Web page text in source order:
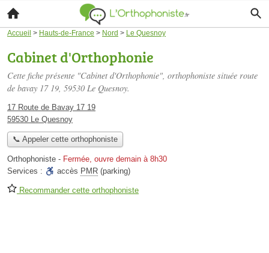
Accueil > Hauts-de-France > Nord > Le Quesnoy
Cabinet d'Orthophonie
Cette fiche présente "Cabinet d'Orthophonie", orthophoniste située route
de bavay 17 19, 59530 Le Quesnoy.
17 Route de Bavay 17 19
59530 Le Quesnoy
📞 Appeler cette orthophoniste
Orthophoniste - Fermée, ouvre demain à 8h30
Services :
accès PMR (parking)
Recommander cette orthophoniste